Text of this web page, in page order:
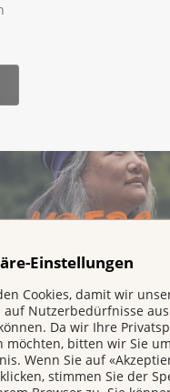
Einstellungen
Cookies, damit wir
auf Nutzerbedürfnisse
Da wir Ihre
möchten, bitten wir Sie
Wenn Sie auf
stimmen Sie der
Echte Hilfe.
Kampagne zeigt
selbst an Krebs